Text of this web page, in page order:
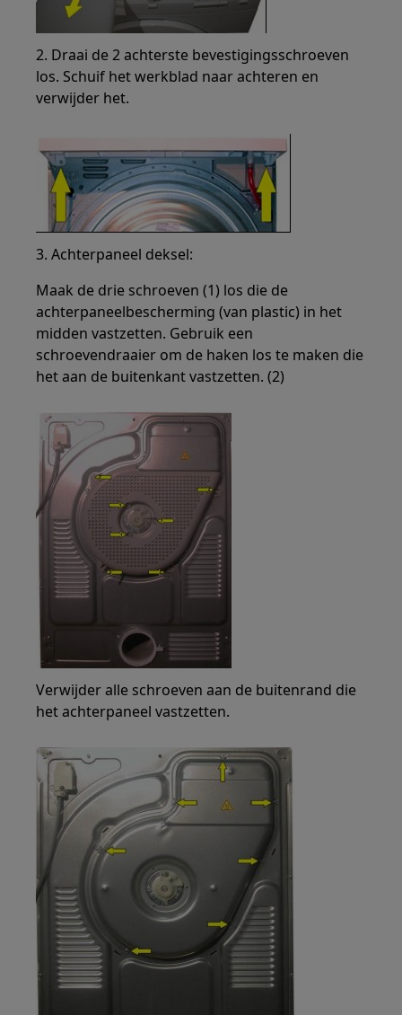
2. Draai de 2 achterste bevestigingsschroeven
los. Schuif het werkblad naar achteren en
verwijder het.
3. Achterpaneel deksel:
Maak de drie schroeven (1) los die de
achterpaneelbescherming (van plastic) in het
midden vastzetten. Gebruik een
schroevendraaier om de haken los te maken die
het aan de buitenkant vastzetten. (2)
Verwijder alle schroeven aan de buitenrand die
het achterpaneel vastzetten.